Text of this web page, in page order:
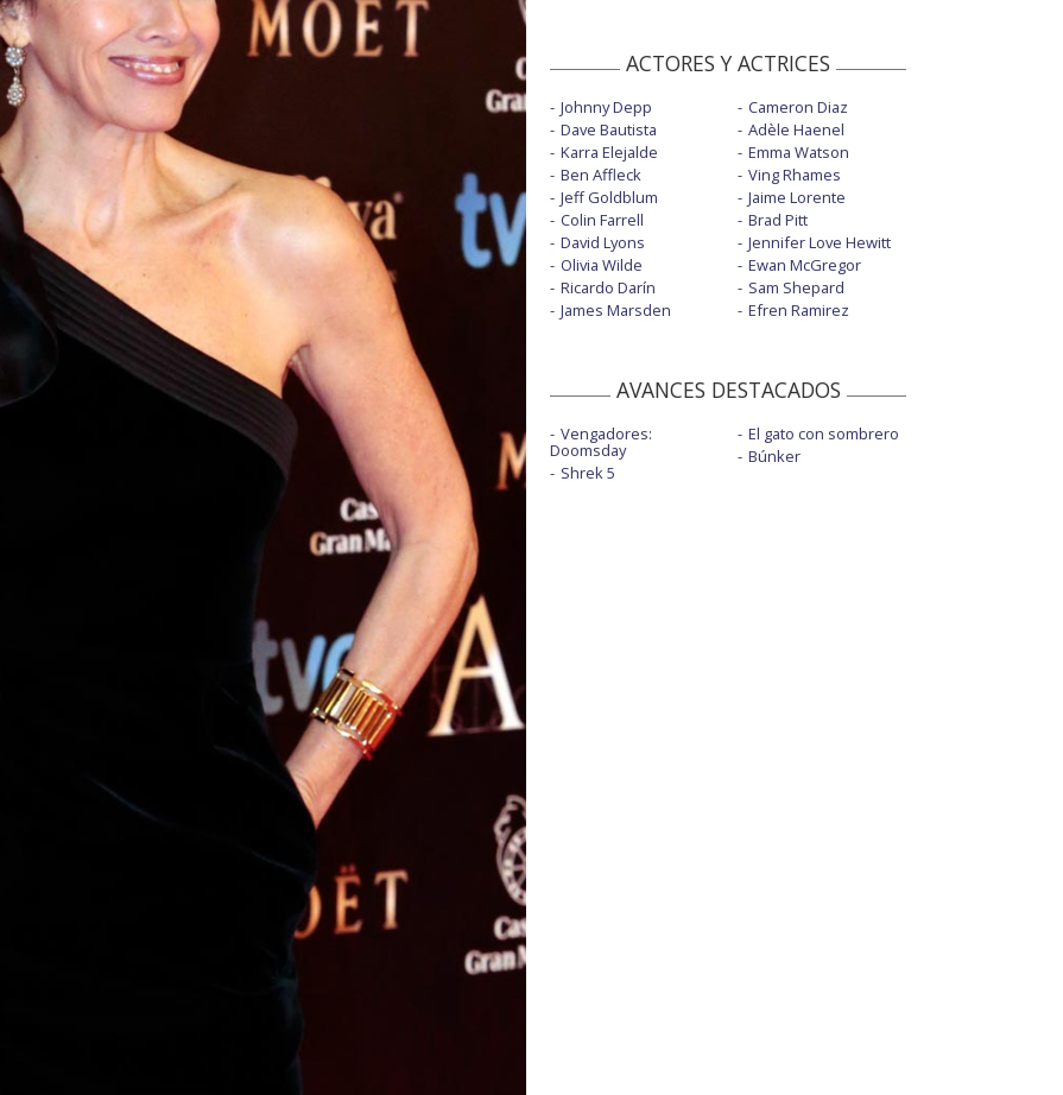
ACTORES Y ACTRICES
Johnny Depp
Dave Bautista
Karra Elejalde
Ben Affleck
Jeff Goldblum
Colin Farrell
David Lyons
Olivia Wilde
Ricardo Darín
James Marsden
Cameron Diaz
Adèle Haenel
Emma Watson
Ving Rhames
Jaime Lorente
Brad Pitt
Jennifer Love Hewitt
Ewan McGregor
Sam Shepard
Efren Ramirez
AVANCES DESTACADOS
Vengadores:
Doomsday
Shrek 5
El gato con sombrero
Búnker